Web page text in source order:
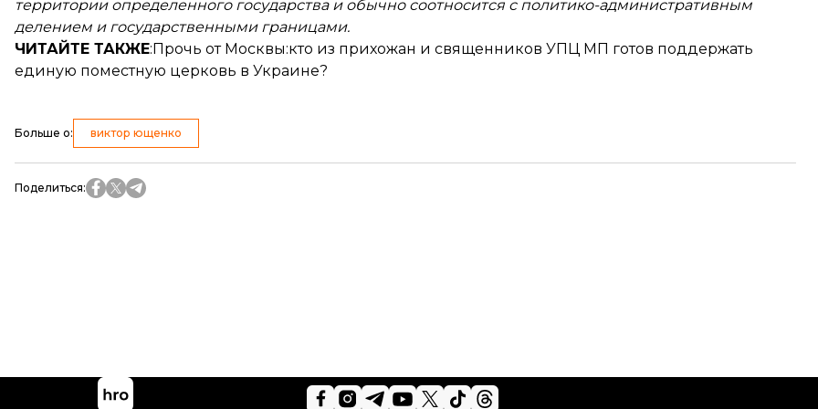
территории определенного государства и обычно соотносится с политико-административным
делением и государственными границами.
ЧИТАЙТЕ ТАКЖЕ:Прочь от Москвы:кто из прихожан и священников УПЦ МП готов поддержать
единую поместную церковь в Украине?
Больше о: виктор ющенко
Поделиться: